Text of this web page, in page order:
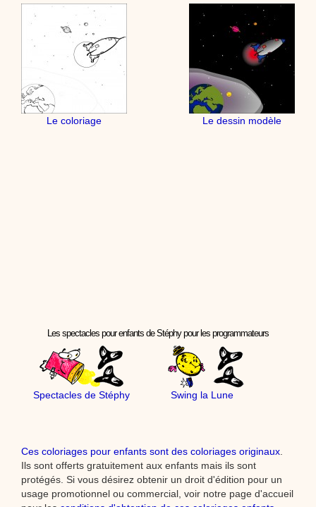
Le coloriage Le dessin modèle
Les spectacles pour enfants de Stéphy pour les programmateurs
Spectacles de Stéphy Swing la Lune
Ces coloriages pour enfants sont des coloriages originaux
Ils sont offerts gratuitement aux enfants mais ils sont
protégés. Si vous désirez obtenir un droit d'édition pour un
usage promotionnel ou commercial, voir notre page d'accueil